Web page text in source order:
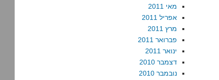
מאי 2011
אפריל 2011
מרץ 2011
פברואר 2011
ינואר 2011
דצמבר 2010
נובמבר 2010